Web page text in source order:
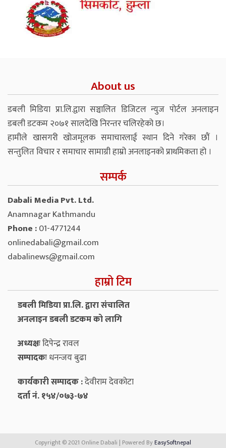
About us
डबली मिडिया प्रा.लि.द्वारा सञ्चालित डिजिटल न्युज पोर्टल अनलाइन
डबली डटकम २०७१ सालदेखि निरन्तर चलिरहेको छ।
हामीले खासगरी खोजमूलक समाचारलाई स्थान दिने गरेका छौं ।
सन्तुलित विचार र समाचार सामाग्री हाम्रो अनलाइनको प्राथमिकता हो ।
सम्पर्क
Dabali Media Pvt. Ltd.
Anamnagar Kathmandu
Phone :01-4771244
onlinedabali@gmail.com
dabalinews@gmail.com
हाम्रो टिम
डबली मिडिया प्रा.लि. द्वारा संचालित
अनलाइन डबली डटकम को लागि
अध्यक्षःदिपेन्द्र रावल
सम्पादकःधनन्‍जय बुढा
कार्यकारी सम्पादक :देवीराम देवकोटा
दर्ता नं. १५४/०७३-७४
Copyright © 2021 Online Dabali | Powered ByEasySoftnepal